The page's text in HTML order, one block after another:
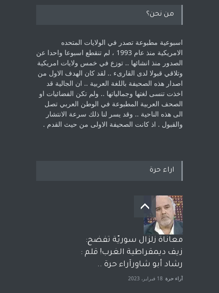
من نحن؟
اسبوعية مطبوعة تصدر في الولايات المتحده
الامريكية منذ عام 1993 ، لم ‏تنقطع اسبوعا واحدا عن
الصدور منذ انشائها .. توزع في خمس ولايات امريكية
‏وتلاقي قبولا لدى القارىء ..‏ لقد كان الهدف الاول من
اصدار هذه الصحيفة باللغة العربية .. ان الجالية قد
اخذت ‏تنسى لغتها وجمالياتها .. ولم تكن الفضائيات او
الصحف العربية المطبوعة في الوطن ‏العربي تصل
الى هذه الناحية .. وقد يسر لنا ذلك سرعة الانتشار
والقبول . اذ كانت ‏الصحيفة الاولى من حيث القدم . ‏
اراء حرة
معاناة زلزال سوريّة تفضح:
زيف ديمقراطية الغرب! قلم :
رشاد أبو شاورآراء حرة ..
آراء حرة 18 فبراير، 2023